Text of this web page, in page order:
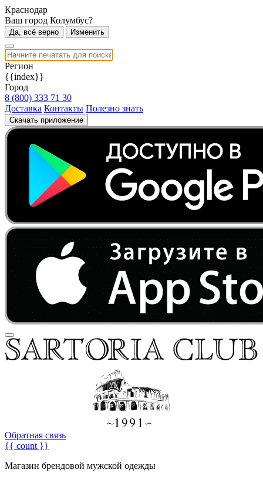
Краснодар
Ваш город Колумбус?
Да, всё верно Изменить
Регион
{{index}}
Город
8 (800) 333 71 30
Доставка Контакты Полезно знать
Скачать приложение
Обратная связь
{{ count }}
Магазин брендовой мужской одежды